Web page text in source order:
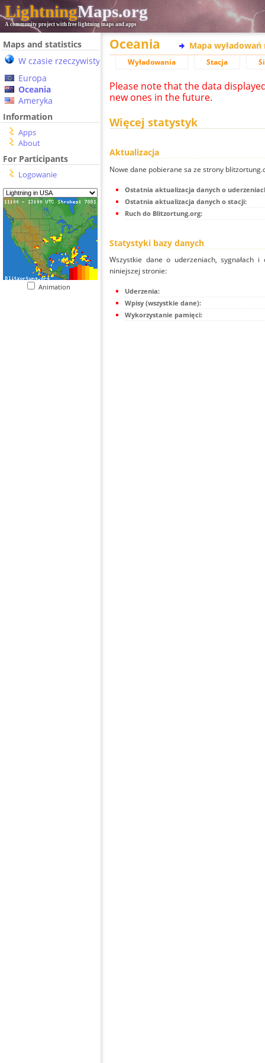
LightningMaps.org
A community project with free lightning maps and apps
Maps and statistics
W czasie rzeczywistym
Europa
Oceania
Ameryka
Information
Apps
About
For Participants
Logowanie
Animation
Oceania Mapa wyładowań
Wyładowania Stacja
Please note that the data
new ones in the future.
Więcej statystyk
Aktualizacja
Nowe dane pobierane sa ze strony
Ostatnia aktualizacja danych o
Ostatnia aktualizacja danych o stacji:
Ruch do Blitzortung.org:
Statystyki bazy danych
Wszystkie dane o uderzeniach, sygnałach
niniejszej stronie:
Uderzenia:
Wpisy (wszystkie dane):
Wykorzystanie pamięci: